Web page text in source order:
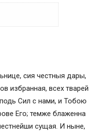
сия честныя дары,
избранная, всех тварей
Сил с нами, и Тобою
Его; темже блаженна
сущая. И ныне,